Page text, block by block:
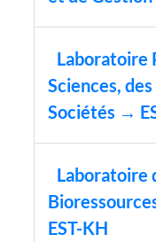
Laboratoire
Sciences,
Sociétés →
Laboratoire
EST-KH